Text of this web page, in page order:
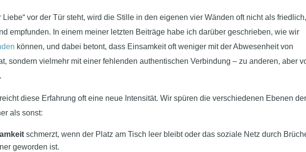
Liebe“ vor der Tür steht, wird die Stille in den eigenen vier Wänden oft nicht als friedlich,
empfunden. In einem meiner letzten Beiträge habe ich darüber geschrieben, wie wir
können, und dabei betont, dass Einsamkeit oft weniger mit der Abwesenheit von
sondern vielmehr mit einer fehlenden authentischen Verbindung – zu anderen, aber
diese Erfahrung oft eine neue Intensität. Wir spüren die verschiedenen Ebenen der
als sonst:
schmerzt, wenn der Platz am Tisch leer bleibt oder das soziale Netz durch
geworden ist.